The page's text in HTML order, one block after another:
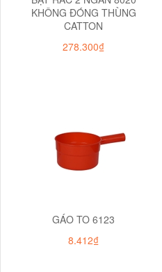
KHÔNG ĐÓNG THÙNG
CATTON
278.300₫
GÁO TO 6123
8.412₫